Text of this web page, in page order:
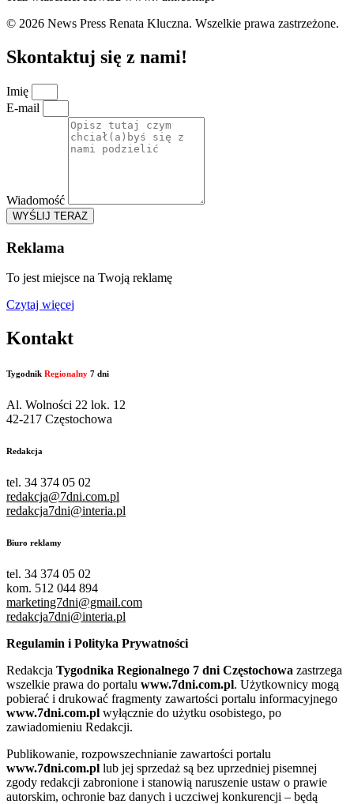
© 2026 News Press Renata Kluczna. Wszelkie prawa zastrzeżone.
Skontaktuj się z nami!
Imię
E-mail
Wiadomość
WYŚLIJ TERAZ
Reklama
To jest miejsce na Twoją reklamę
Czytaj więcej
Kontakt
Tygodnik Regionalny 7 dni
Al. Wolności 22 lok. 12
42-217 Częstochowa
Redakcja
tel. 34 374 05 02
redakcja@7dni.com.pl
redakcja7dni@interia.pl
Biuro reklamy
tel. 34 374 05 02
kom. 512 044 894
marketing7dni@gmail.com
redakcja7dni@interia.pl
Regulamin i Polityka Prywatności
Redakcja Tygodnika Regionalnego 7 dni Częstochowa zastrzega
wszelkie prawa do portalu www.7dni.com.pl. Użytkownicy mogą
pobierać i drukować fragmenty zawartości portalu informacyjnego
www.7dni.com.pl wyłącznie do użytku osobistego, po
zawiadomieniu Redakcji.
Publikowanie, rozpowszechnianie zawartości portalu
www.7dni.com.pl lub jej sprzedaż są bez uprzedniej pisemnej
zgody redakcji zabronione i stanowią naruszenie ustaw o prawie
autorskim, ochronie baz danych i uczciwej konkurencji – będą